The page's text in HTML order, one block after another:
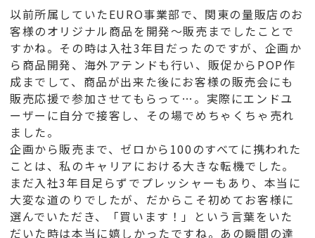
以前所属していたEURO事業部で、関東の量販店のお
客様のオリジナル商品を開発～販売までしたことで
すかね。その時は入社3年目だったのですが、企画か
ら商品開発、海外アテンドも行い、販促からPOP作
成までして、商品が出来た後にお客様の販売会にも
販売応援で参加させてもらって…。実際にエンドユ
ーザーに自分で接客し、その場でめちゃくちゃ売れ
ました。
企画から販売まで、ゼロから100のすべてに携われた
ことは、私のキャリアにおける大きな転機でした。
まだ入社3年目足らずでプレッシャーもあり、本当に
大変な道のりでしたが、だからこそ初めてお客様に
選んでいただき、「買います！」という言葉をいた
だいた時は本当に嬉しかったですね。あの瞬間の達